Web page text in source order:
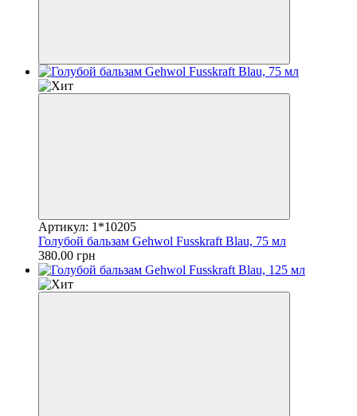
Артикул: 1*10205
Голубой бальзам Gehwol Fusskraft Blau, 75 мл
380.00 грн